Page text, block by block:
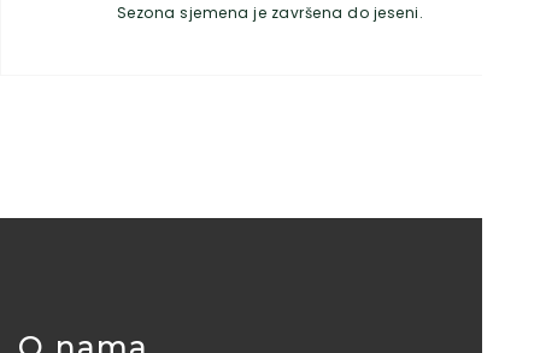
Sezona sjemena je završena do jeseni.